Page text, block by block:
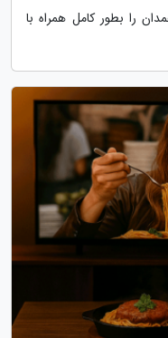
را بطور کامل همراه با